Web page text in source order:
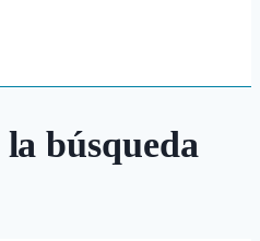
búsqueda